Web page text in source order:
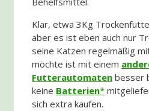
Klar, etwa 3Kg
aber es ist eben auch nur
seine Katzen regelmäßig
möchte ist mit einem
Futterautomaten besser
keine Batterien
sich extra kaufen.